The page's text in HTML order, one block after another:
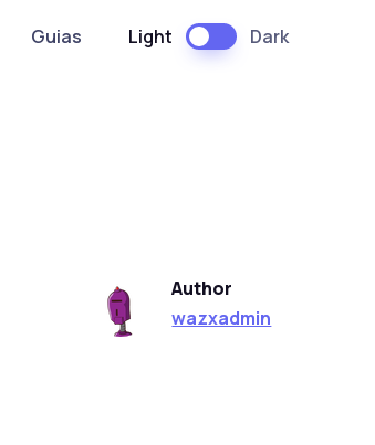
Guias Light Dark
Author
wazxadmin